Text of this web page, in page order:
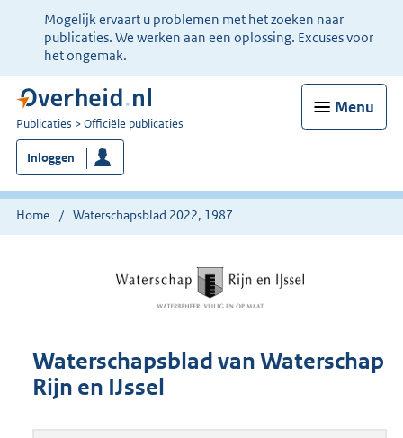
Ter
informatie:
Mogelijk ervaart u problemen met het zoeken naar
publicaties. We werken aan een oplossing. Excuses voor
het ongemak.
Menu
U
bent
nu
hier:
Publicaties Officiële publicaties
Inloggen
Home Waterschapsblad 2022, 1987
Waterschapsblad van Waterschap
Rijn en IJssel